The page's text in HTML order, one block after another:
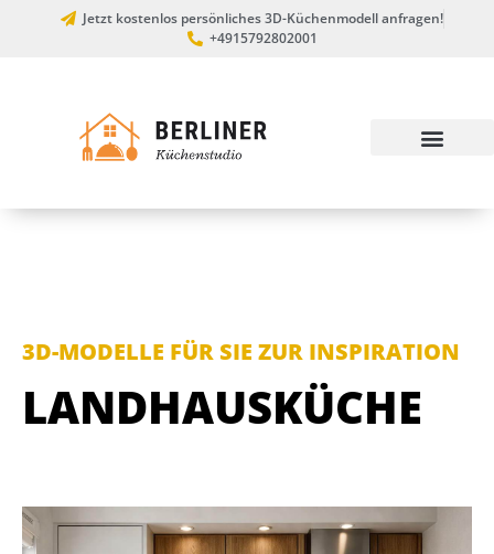
Jetzt kostenlos persönliches 3D-Küchenmodell anfragen!
+4915792802001
3D-MODELLE FÜR SIE ZUR INSPIRATION
LANDHAUSKÜCHE